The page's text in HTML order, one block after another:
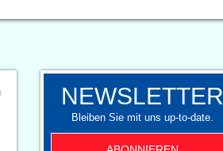
NEWSLETTER
Bleiben Sie mit uns up-to-date.